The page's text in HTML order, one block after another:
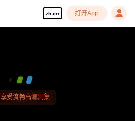
zh-cn 打开App
享受流畅高清剧集